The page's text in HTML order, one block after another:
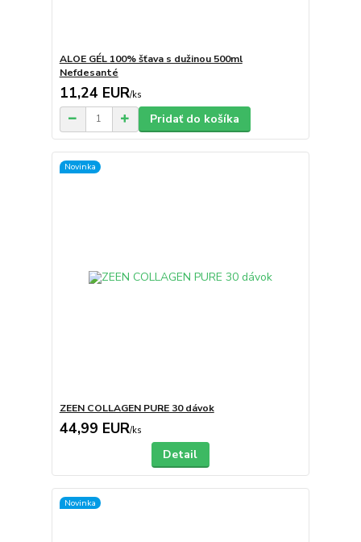
ALOE GÉL 100% šťava s dužinou 500ml
Nefdesanté
11,24 EUR/ks
Pridať do košíka
Novinka
ZEEN COLLAGEN PURE 30 dávok
44,99 EUR/ks
Detail
Novinka